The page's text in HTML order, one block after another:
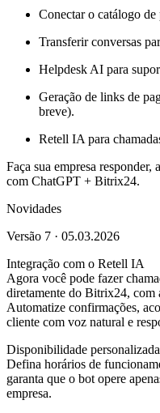
Conectar o catálogo
Transferir conversas
Helpdesk AI para
Geração de links de
breve).
Retell IA para
Faça sua empresa responder,
com ChatGPT + Bitrix24.
Novidades
Versão 7 · 05.03.2026
Integração com o Retell IA
Agora você pode fazer
diretamente do Bitrix24,
Automatize confirmações,
cliente com voz natural e
Disponibilidade
Defina horários de
garanta que o bot opere
empresa.